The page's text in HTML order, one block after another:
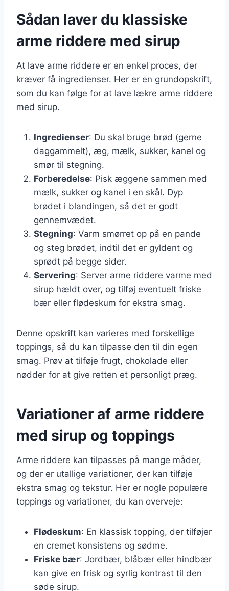
Sådan laver du klassiske
arme riddere med sirup
At lave arme riddere er en enkel proces, der
kræver få ingredienser. Her er en grundopskrift,
som du kan følge for at lave lækre arme riddere
med sirup.
Ingredienser: Du skal bruge brød (gerne
daggammelt), æg, mælk, sukker, kanel og
smør til stegning.
Forberedelse: Pisk æggene sammen med
mælk, sukker og kanel i en skål. Dyp
brødet i blandingen, så det er godt
gennemvædet.
Stegning: Varm smørret op på en pande
og steg brødet, indtil det er gyldent og
sprødt på begge sider.
Servering: Server arme riddere varme med
sirup hældt over, og tilføj eventuelt friske
bær eller flødeskum for ekstra smag.
Denne opskrift kan varieres med forskellige
toppings, så du kan tilpasse den til din egen
smag. Prøv at tilføje frugt, chokolade eller
nødder for at give retten et personligt præg.
Variationer af arme riddere
med sirup og toppings
Arme riddere kan tilpasses på mange måder,
og der er utallige variationer, der kan tilføje
ekstra smag og tekstur. Her er nogle populære
toppings og variationer, du kan overveje:
Flødeskum: En klassisk topping, der tilføjer
en cremet konsistens og sødme.
Friske bær: Jordbær, blåbær eller hindbær
kan give en frisk og syrlig kontrast til den
søde sirup.